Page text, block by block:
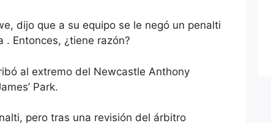
dijo que a su equipo se le negó un penalti
. Entonces, ¿tiene razón?
al extremo del Newcastle Anthony
Park.
pero tras una revisión del árbitro